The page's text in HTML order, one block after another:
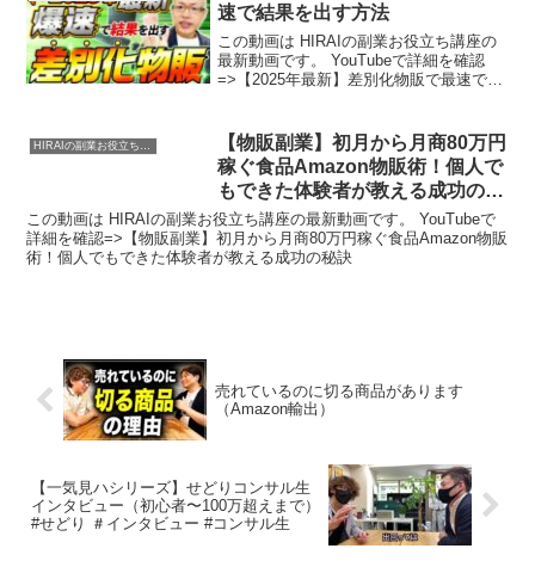
速で結果を出す方法
この動画は HIRAIの副業お役立ち講座の
最新動画です。 YouTubeで詳細を確認
=>【2025年最新】差別化物販で最速で結
HIRAIの副業お役立ち講座
【物販副業】初月から月商80万円
稼ぐ食品Amazon物販術！個人で
もできた体験者が教える成功の秘
訣
この動画は HIRAIの副業お役立ち講座の最新動画です。 YouTubeで
詳細を確認=>【物販副業】初月から月商80万円稼ぐ食品Amazon物販
術！個人でもできた体験者が教える成功の秘訣
売れているのに切る商品があります
（Amazon輸出）
【一気見ハシリーズ】せどりコンサル生
インタビュー（初心者〜100万超えまで）
#せどり ＃インタビュー #コンサル生